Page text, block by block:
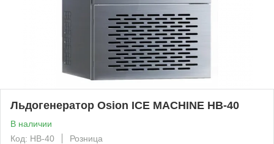
Льдогенератор Osion ICE MACHINE HB-40
В наличии
Код: HB-40
Розница